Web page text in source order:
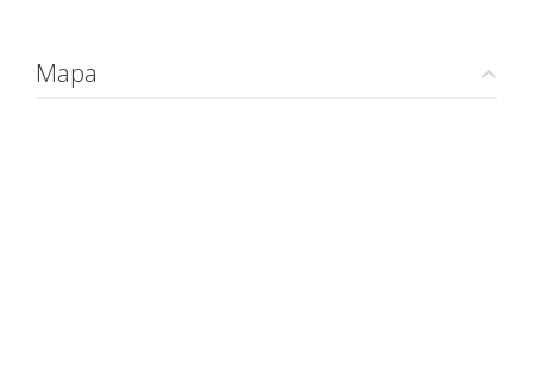
Mapa